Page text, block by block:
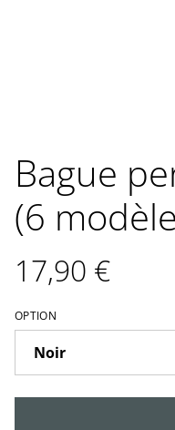
Bague
(6
17,90 €
OPTION